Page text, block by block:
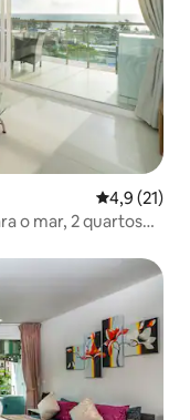
4,9 (21)
o mar, 2 quartos